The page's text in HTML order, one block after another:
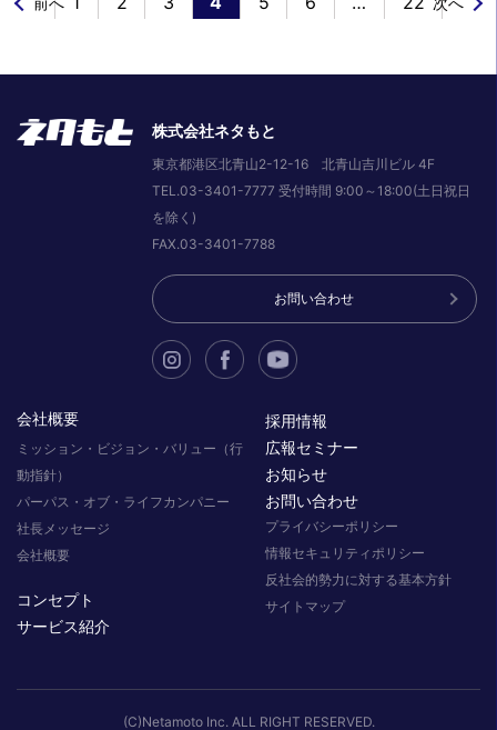
株式会社ネタもと
東京都港区北青山2-12-16 北青山吉川ビル 4F
TEL.03-3401-7777 受付時間 9:00～18:00(土日祝日
を除く)
FAX.03-3401-7788
お問い合わせ
会社概要
ミッション・ビジョン・バリュー（行
動指針）
パーパス・オブ・ライフカンパニー
社長メッセージ
会社概要
コンセプト
サービス紹介
採用情報
広報セミナー
お知らせ
お問い合わせ
プライバシーポリシー
情報セキュリティポリシー
反社会的勢力に対する基本方針
サイトマップ
(C)Netamoto Inc. ALL RIGHT RESERVED.